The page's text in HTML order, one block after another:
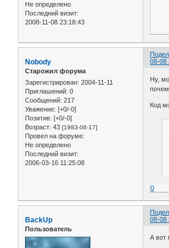
Не определено
Последний визит:
2008-11-08 23:18:43
08-08
Nobody
Старожил форума
Зарегистрирован: 2004-11-11
Приглашений: 0
Сообщений: 217
Уважение: [+0/-0]
Позитив: [+0/-0]
Возраст: 43 [1983-06-17]
Провел на форуме:
Не определено
Последний визит:
2006-03-16 11:25:08
Ну,
Код
0
08-08
BackUp
Пользователь
А вот